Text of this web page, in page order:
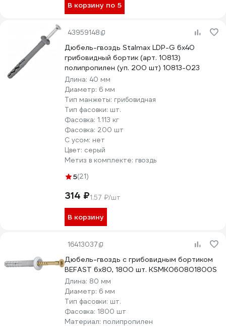
В корзину по 5
43959148
Дюбель-гвоздь Stalmax LDP-G 6х40
грибовидный бортик (арт. 10813)
полипропилен (уп. 200 шт) 10813-023
Длина: 40 мм
Диаметр: 6 мм
Тип манжеты: грибовидная
Тип фасовки: шт.
Фасовка: 1.113 кг
Фасовка: 200 шт
С усом: нет
Цвет: серый
Метиз в комплекте: гвоздь
5(21)
314 ₽1.57 ₽/шт
В корзину
16413037
Дюбель-гвоздь с грибовидным бортиком
BEFAST 6x80, 1800 шт. KSMK060801800S
Длина: 80 мм
Диаметр: 6 мм
Тип фасовки: шт.
Фасовка: 1800 шт
Материал: полипропилен